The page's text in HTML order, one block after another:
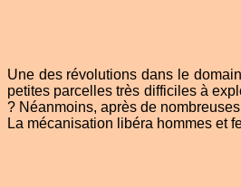
Une des révolutions dans le
petites parcelles très difficiles à
? Néanmoins, après de
La mécanisation libéra hommes et